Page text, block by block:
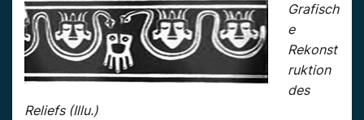
Grafisch
e
Rekonst
ruktion
des
Reliefs (Illu.)